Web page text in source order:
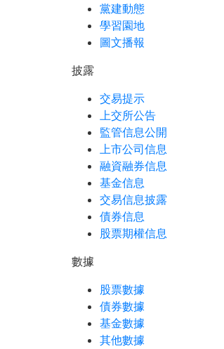
黨建動態
學習園地
圖文播報
披露
交易提示
上交所公告
監管信息公開
上市公司信息
融資融券信息
基金信息
交易信息披露
債券信息
股票期權信息
數據
股票數據
債券數據
基金數據
其他數據